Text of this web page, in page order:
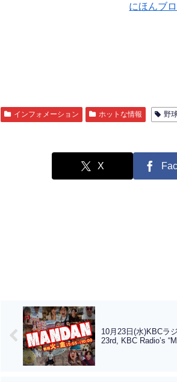
にほんブ
インフォメーション ホットな情報 野
X
10月23日(水)KBCラ
23rd, KBC Radio’s